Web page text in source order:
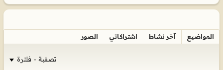
المواضيع آخر نشاط اشتراكاتي الصور
تصفية - فلترة